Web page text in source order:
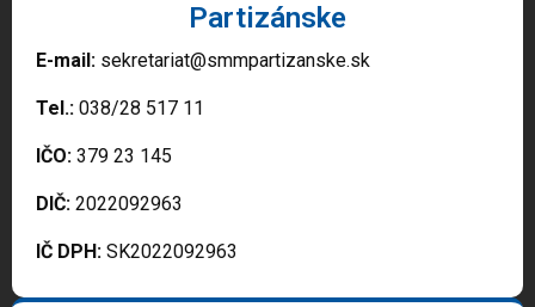
Partizánske
E-mail: sekretariat@smmpartizanske.sk
Tel.: 038/28 517 11
IČO: 379 23 145
DIČ: 2022092963
IČ DPH: SK2022092963